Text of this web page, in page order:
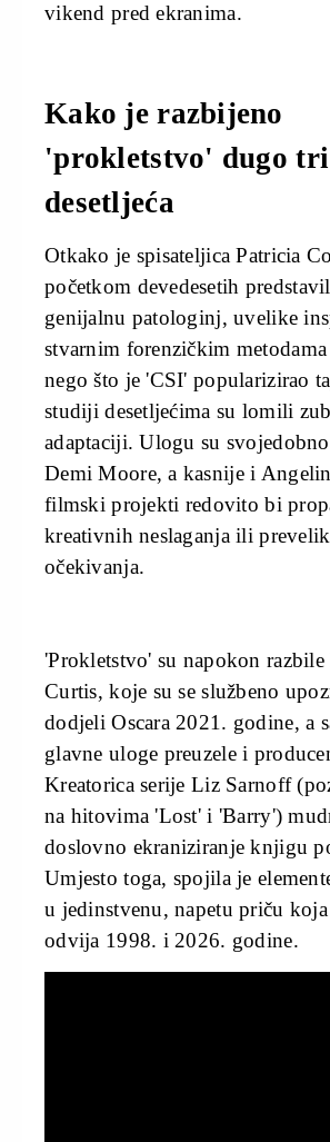
vikend pred ekranima.
Kako je razbijeno
'prokletstvo' dugo tri
desetljeća
Otkako je spisateljica Patricia
početkom devedesetih
genijalnu patologinj, uvelike
stvarnim forenzičkim
nego što je 'CSI' popularizirao
studiji desetljećima su lomili
adaptaciji. Ulogu su
Demi Moore, a kasnije i
filmski projekti redovito bi
kreativnih neslaganja ili
očekivanja.
'Prokletstvo' su napokon
Curtis, koje su se službeno
dodjeli Oscara 2021. godine, a
glavne uloge preuzele i
Kreatorica serije Liz Sarnoff
na hitovima 'Lost' i 'Barry')
doslovno ekraniziranje knjigu
Umjesto toga, spojila je
u jedinstvenu, napetu priču koja
odvija 1998. i 2026. godine.